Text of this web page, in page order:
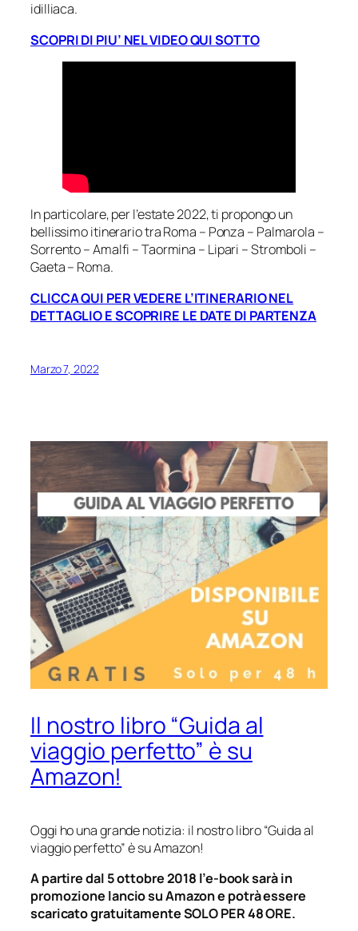
idilliaca.
SCOPRI DI PIU’ NEL VIDEOQUI SOTTO
In particolare, per l’estate 2022, ti propongo un
bellissimo itinerario tra Roma – Ponza – Palmarola –
Sorrento – Amalfi – Taormina – Lipari – Stromboli –
Gaeta – Roma.
CLICCA QUI PER VEDERE L’ITINERARIO NEL
DETTAGLIO E SCOPRIRE LE DATE DI PARTENZA
Marzo 7, 2022
Il nostro libro “Guida al
viaggio perfetto” è su
Amazon!
Oggi ho una grande notizia: il nostro libro “Guida al
viaggio perfetto” è su Amazon!
A partire dal 5 ottobre 2018 l’e-book sarà in
promozione lancio su Amazon e potrà essere
scaricato gratuitamente SOLO PER 48 ORE.